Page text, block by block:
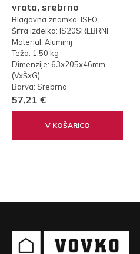
vrata, srebrno
Blagovna znamka: ISEO
Šifra izdelka: IS20SREBRNI
Material: Aluminij
Teža: 1,50 kg
Dimenzije: 63x205x46mm
(VxŠxG)
Barva: Srebrna
57,21 €
V KOŠARICO